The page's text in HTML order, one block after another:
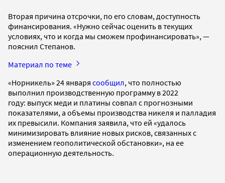
Вторая причина отсрочки, по его словам, доступность
финансирования. «Нужно сейчас оценить в текущих
условиях, что и когда мы сможем профинансировать», —
пояснил Степанов.
Материал по теме
«Норникель» 24 января сообщил, что полностью
выполнил производственную программу в 2022
году: выпуск меди и платины совпал с прогнозными
показателями, а объемы производства никеля и палладия
их превысили. Компания заявила, что ей «удалось
минимизировать влияние новых рисков, связанных с
изменением геополитической обстановки», на ее
операционную деятельность.